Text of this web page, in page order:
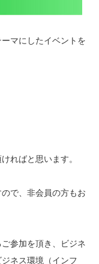
マにしたイベントを
ればと思います。
で、非会員の方もお
参加を頂き、
ビジネ
ネス環境（インフ